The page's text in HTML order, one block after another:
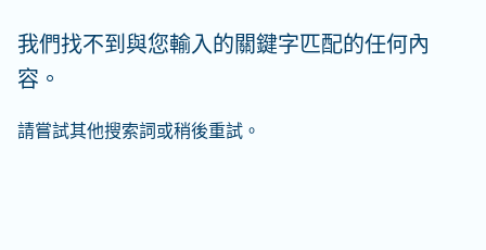
我們找不到與您輸入的關鍵字匹配的任何內
容。
請嘗試其他搜索詞或稍後重試。